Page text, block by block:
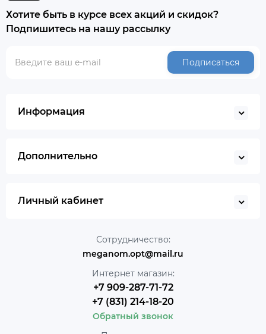
Хотите быть в курсе всех акций и скидок?
Подпишитесь на нашу рассылку
Подписаться
Информация
Дополнительно
Личный кабинет
Сотрудничество:
meganom.opt@mail.ru
Интернет магазин:
+7 909-287-71-72
+7 (831) 214-18-20
Обратный звонок